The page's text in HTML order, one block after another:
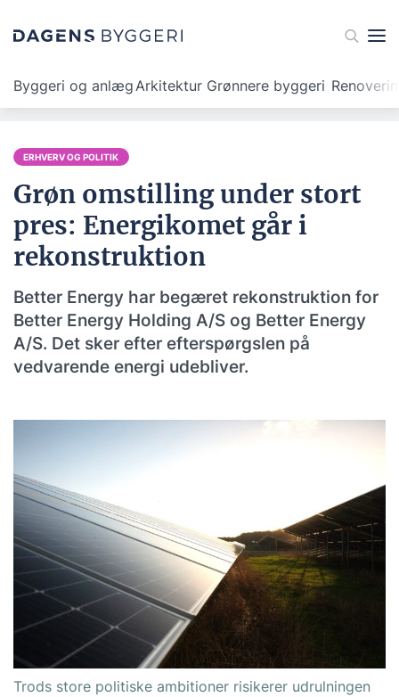
Byggeri og anlægArkitektur Grønnere byggeri
ERHVERV OG POLITIK
Grøn omstilling under stort
pres: Energikomet går i
rekonstruktion
Better Energy har begæret rekonstruktion for
Better Energy Holding A/S og Better Energy
A/S. Det sker efter efterspørgslen på
vedvarende energi udebliver.
Trods store politiske ambitioner risikerer udrulningen